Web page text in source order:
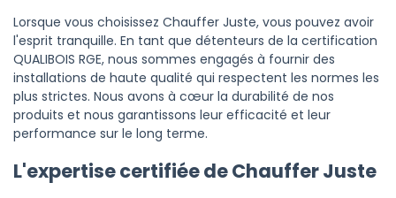
Lorsque vous choisissez Chauffer Juste, vous pouvez avoir
l'esprit tranquille. En tant que détenteurs de la certification
QUALIBOIS RGE, nous sommes engagés à fournir des
installations de haute qualité qui respectent les normes les
plus strictes. Nous avons à cœur la durabilité de nos
produits et nous garantissons leur efficacité et leur
performance sur le long terme.
L'expertise certifiée de Chauffer Juste